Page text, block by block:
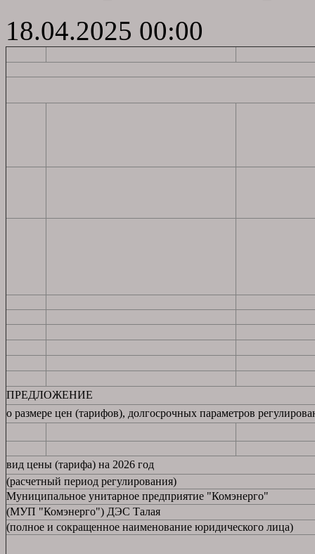
18.04.2025 00:00
ПРЕДЛОЖЕНИЕ
о размере цен (тарифов), долгосрочных параметров
вид цены (тарифа) на 2026 год
(расчетный период регулирования)
Муниципальное унитарное предприятие "Комэнерго"
(МУП "Комэнерго") ДЭС Талая
(полное и сокращенное наименование юридического лица)